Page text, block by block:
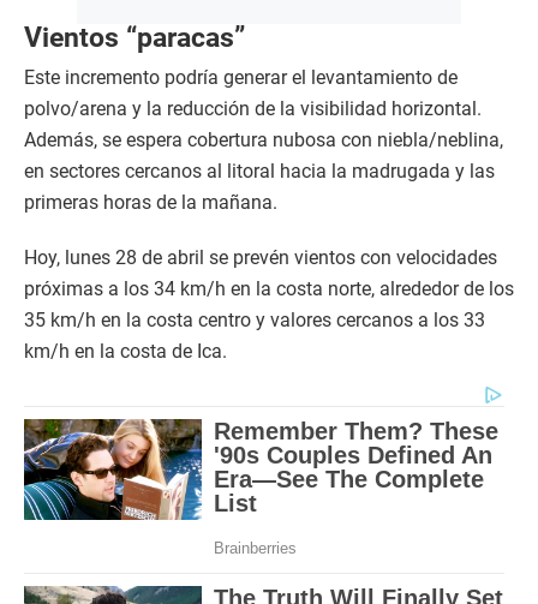
Vientos “paracas”
Este incremento podría generar el levantamiento de
polvo/arena y la reducción de la visibilidad horizontal.
Además, se espera cobertura nubosa con niebla/neblina,
en sectores cercanos al litoral hacia la madrugada y las
primeras horas de la mañana.
Hoy, lunes 28 de abril se prevén vientos con velocidades
próximas a los 34 km/h en la costa norte, alrededor de los
35 km/h en la costa centro y valores cercanos a los 33
km/h en la costa de Ica.